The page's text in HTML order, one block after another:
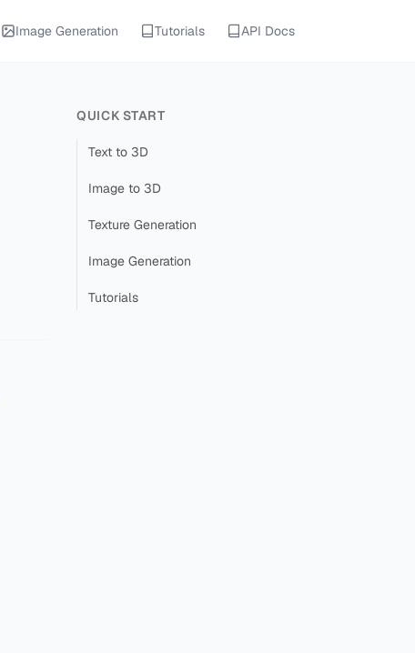
Image Generation Tutorials API Docs
QUICK START
Text to 3D
Image to 3D
Texture Generation
Image Generation
Tutorials